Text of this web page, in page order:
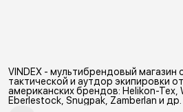
эластичной тканью. •
Ветрозащитный мембранный
Softshell Демисезонная гор
защиту
а также
VINDEX - мультибрендовый магазин
тактической и аутдор экипировки
американских брендов: Helikon-Tex,
Eberlestock, Snugpak, Zamberlan и др.